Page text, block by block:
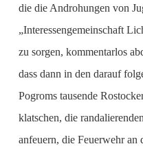
die die Androhungen von
„Interessengemeinschaft
zu sorgen, kommentarlos
dass dann in den darauf
Pogroms tausende
klatschen, die
anfeuern, die Feuerwehr an